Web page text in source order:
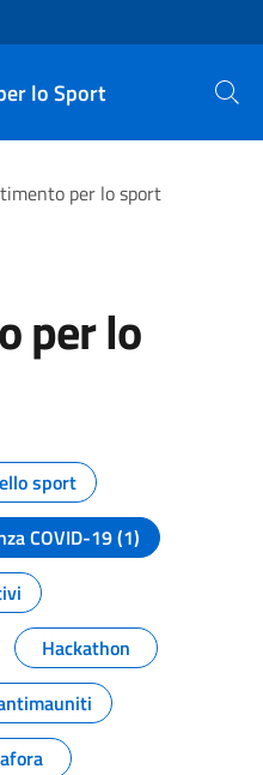
lo Sport Cerca
per lo sport
per lo
pagina
sport
COVID-19 (1)
Hackathon